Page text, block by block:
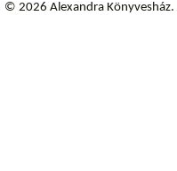
© 2026 Alexandra Könyvesház.